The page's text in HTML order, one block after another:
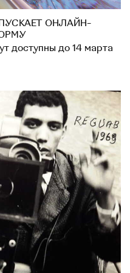
ОНЛАЙН-
доступны до 14 марта